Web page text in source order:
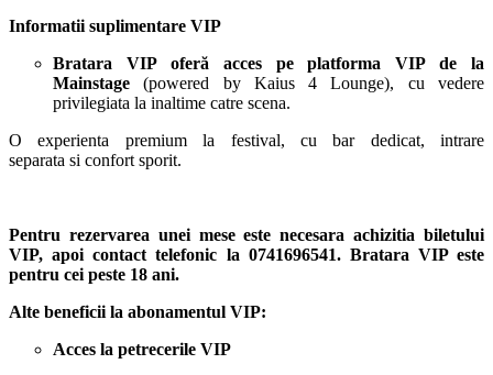
Informatii suplimentare VIP
Bratara VIP oferă acces pe platforma VIP de la
Mainstage (powered by Kaius 4 Lounge), cu vedere
privilegiata la inaltime catre scena.
O experienta premium la festival, cu bar dedicat, intrare
separata si confort sporit.
Pentru rezervarea unei mese este necesara achizitia biletului
VIP, apoi contact telefonic la 0741696541. Bratara VIP este
pentru cei peste 18 ani.
Alte beneficii la abonamentul VIP:
Acces la petrecerile VIP